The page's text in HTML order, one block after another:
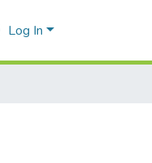
Log In